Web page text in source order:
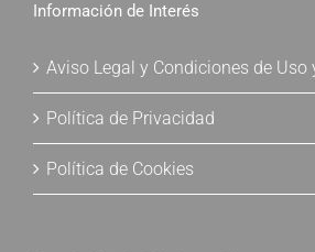
Información de Interés
Aviso Legal y Condiciones de Uso
Política de Privacidad
Política de Cookies